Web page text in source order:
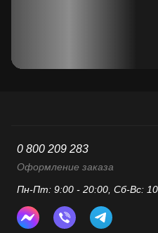
0 800 209 283
Оформление заказа
Пн-Пт: 9:00 - 20:00, Сб-Вс: